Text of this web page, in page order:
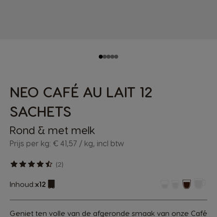
NEO CAFÉ AU LAIT 12
SACHETS
Rond & met melk
Prijs per kg: € 41,57 / kg, incl btw
(2)
Inhoud:x12
Geniet ten volle van de afgeronde smaak van onze Café